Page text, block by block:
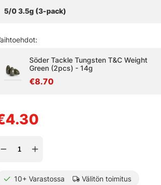
5/0 3.5g (3-pack)
Söder Tackle Tungsten T&C Weight
Green (2pcs) - 14g
€8.70
10+ Varastossa Välitön toimitus